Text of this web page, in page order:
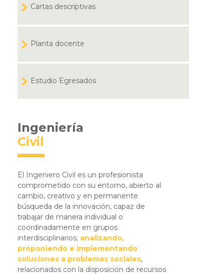
Cartas descriptivas
Planta docente
Estudio Egresados
Ingeniería
Civil
El Ingeniero Civil es un profesionista
comprometido con su entorno, abierto al
cambio, creativo y en permanente
búsqueda de la innovación, capaz de
trabajar de manera individual o
coordinadamente en grupos
interdisciplinarios; analizando,
proponiendo e implementando
soluciones a problemas sociales,
relacionados con la disposición de recursos